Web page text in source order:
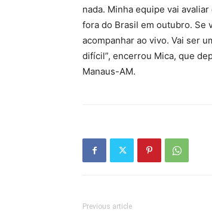
nada. Minha equipe vai
fora do Brasil em outubro. Se
acompanhar ao vivo. Vai ser
difícil”, encerrou Mica, que
Manaus-AM.
Previous article